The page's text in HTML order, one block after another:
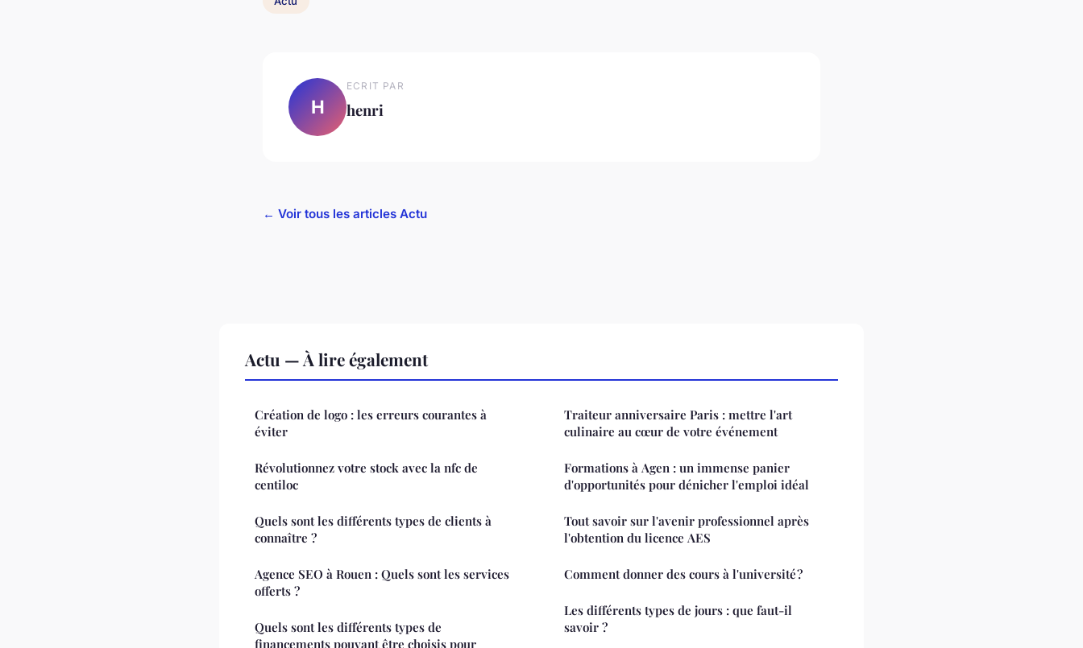
H
ECRIT PAR
henri
← Voir tous les articles Actu
Actu — À lire également
Création de logo : les erreurs courantes à
éviter
Révolutionnez votre stock avec la nfc de
centiloc
Quels sont les différents types de clients à
connaître ?
Agence SEO à Rouen : Quels sont les services
offerts ?
Quels sont les différents types de
financements pouvant être choisis pour
Traiteur anniversaire Paris : mettre l'art
culinaire au cœur de votre événement
Formations à Agen : un immense panier
d'opportunités pour dénicher l'emploi idéal
Tout savoir sur l'avenir professionnel après
l'obtention du licence AES
Comment donner des cours à l'université ?
Les différents types de jours : que faut-il
savoir ?